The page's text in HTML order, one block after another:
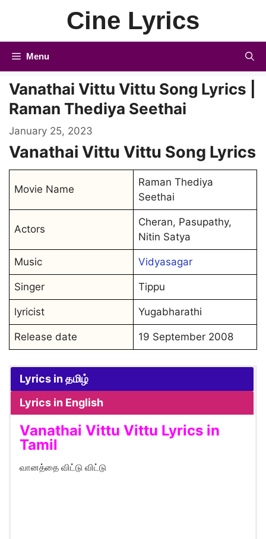
Cine Lyrics
Menu
Vanathai Vittu Vittu Song Lyrics |
Raman Thediya Seethai
January 25, 2023
Vanathai Vittu Vittu Song Lyrics
Movie Name
Raman Thediya
Seethai
Actors
Cheran, Pasupathy,
Nitin Satya
Music Vidyasagar
Singer Tippu
lyricist Yugabharathi
Release date 19 September 2008
Lyrics in தமிழ்
Lyrics in English
Vanathai Vittu Vittu Lyrics in
Tamil
வானத்தை விட்டு விட்டு